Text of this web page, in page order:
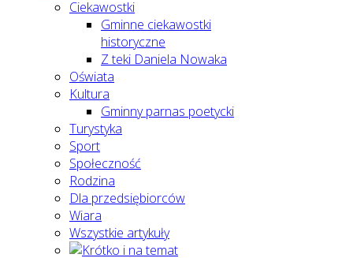
Ciekawostki
Gminne ciekawostki
historyczne
Z teki Daniela Nowaka
Oświata
Kultura
Gminny parnas poetycki
Turystyka
Sport
Społeczność
Rodzina
Dla przedsiębiorców
Wiara
Wszystkie artykuły